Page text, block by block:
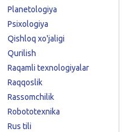
Planetologiya
Psixologiya
Qishloq xo'jaligi
Qurilish
Raqamli texnologiyalar
Raqqoslik
Rassomchilik
Robototexnika
Rus tili